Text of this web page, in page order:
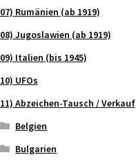
07) Rumänien (ab 1919)
08) Jugoslawien (ab 1919)
09) Italien (bis 1945)
10) UFOs
11) Abzeichen-Tausch / Verkauf
Belgien
Bulgarien